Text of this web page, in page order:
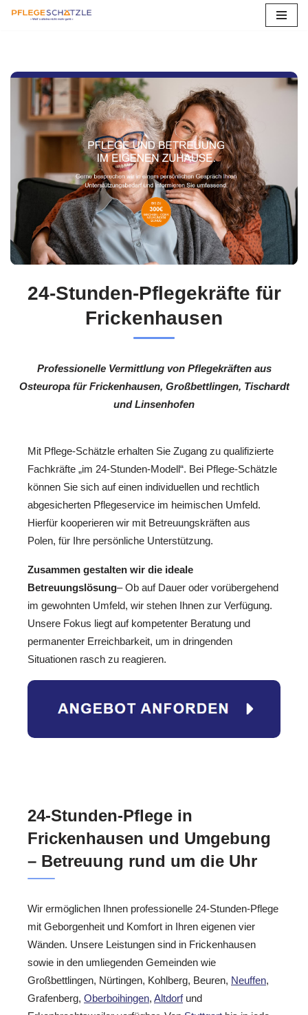
springen
24-Stunden-Pflegekräfte für
Frickenhausen
Professionelle Vermittlung von Pflegekräften aus
Osteuropa für Frickenhausen, Großbettlingen, Tischardt
und Linsenhofen
Mit Pflege-Schätzle erhalten Sie Zugang zu qualifizierte
Fachkräfte „im 24-Stunden-Modell“. Bei Pflege-Schätzle
können Sie sich auf einen individuellen und rechtlich
abgesicherten Pflegeservice im heimischen Umfeld.
Hierfür kooperieren wir mit Betreuungskräften aus
Polen, für Ihre persönliche Unterstützung.
Zusammen gestalten wir die ideale
Betreuungslösung– Ob auf Dauer oder vorübergehend
im gewohnten Umfeld, wir stehen Ihnen zur Verfügung.
Unsere Fokus liegt auf kompetenter Beratung und
permanenter Erreichbarkeit, um in dringenden
Situationen rasch zu reagieren.
24-Stunden-Pflege in
Frickenhausen und Umgebung
– Betreuung rund um die Uhr
Wir ermöglichen Ihnen professionelle 24-Stunden-Pflege
mit Geborgenheit und Komfort in Ihren eigenen vier
Wänden. Unsere Leistungen sind in Frickenhausen
sowie in den umliegenden Gemeinden wie
Großbettlingen, Nürtingen, Kohlberg, Beuren, Neuffen,
Grafenberg, Oberboihingen, Altdorfund